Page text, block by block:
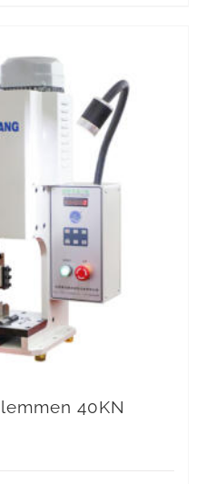
40KN